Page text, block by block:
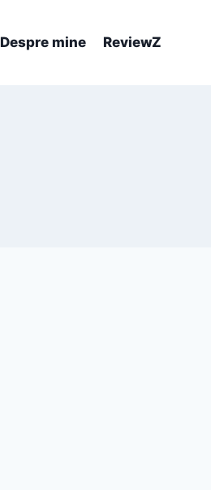
Despre mine ReviewZ